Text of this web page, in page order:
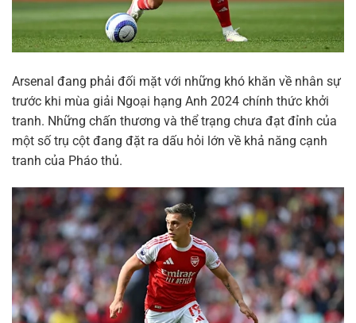
Arsenal đang phải đối mặt với những khó khăn về nhân sự
trước khi mùa giải Ngoại hạng Anh 2024 chính thức khởi
tranh. Những chấn thương và thể trạng chưa đạt đỉnh của
một số trụ cột đang đặt ra dấu hỏi lớn về khả năng cạnh
tranh của Pháo thủ.